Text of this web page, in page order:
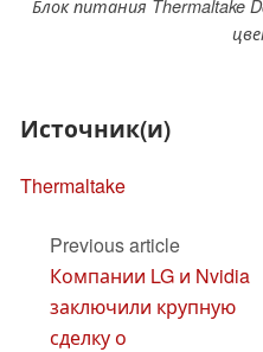
Блок питания Thermaltake
Источник(и)
Thermaltake
Previous article
Компании LG и Nvidia
заключили крупную
сделку о